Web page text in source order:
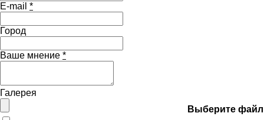
E-mail *
Город
Ваше мнение *
Галерея
Выберите файл